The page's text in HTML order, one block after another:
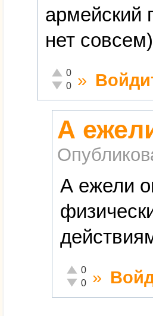
армейский
нет
Отлично!
0
Неадекватно!
0 »
А
А ежели
Отлично!
0
Неадекватно!
0 »